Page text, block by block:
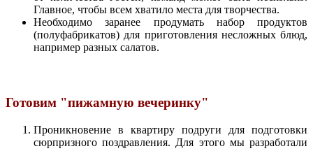
Главное, чтобы всем хватило места для творчества.
Необходимо заранее продумать набор продуктов
(полуфабрикатов) для приготовления несложных блюд,
например разных салатов.
Готовим "пижамную вечеринку"
Проникновение в квартиру подруги для подготовки
сюрпризного поздравления. Для этого мы разработали